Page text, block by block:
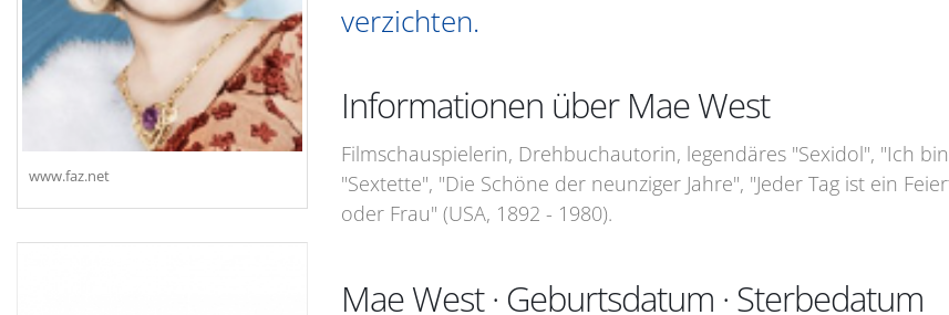
www.faz.net
verzichten.
Informationen über Mae West
Filmschauspielerin, Drehbuchautorin, legendäres "Sexidol", "Ich
"Sextette", "Die Schöne der neunziger Jahre", "Jeder Tag ist ein
oder Frau" (USA, 1892 - 1980).
Mae West · Geburtsdatum · Sterbedatum